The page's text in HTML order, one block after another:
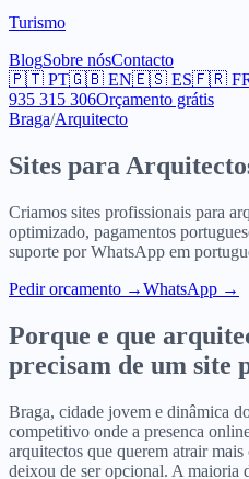
Turismo
BlogSobre nósContacto
🇵🇹 PT🇬🇧 EN🇪🇸 ES🇫🇷
935 315 306Orçamento grátis
Braga/Arquitecto
Sites para
Criamos sites profissionais para
optimizado, pagamentos
suporte por WhatsApp em
Pedir orcamento →WhatsApp →
Porque e que
precisam de um site
Braga, cidade jovem e dinâmica
competitivo onde a presenca
arquitectos que querem atrair
deixou de ser opcional. A maioria